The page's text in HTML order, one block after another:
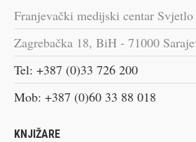
Franjevački medijski centar
Zagrebačka 18, BiH - 71000
Tel: +387 (0)33 726 200
Mob: +387 (0)60 33 88 018
KNJIŽARE